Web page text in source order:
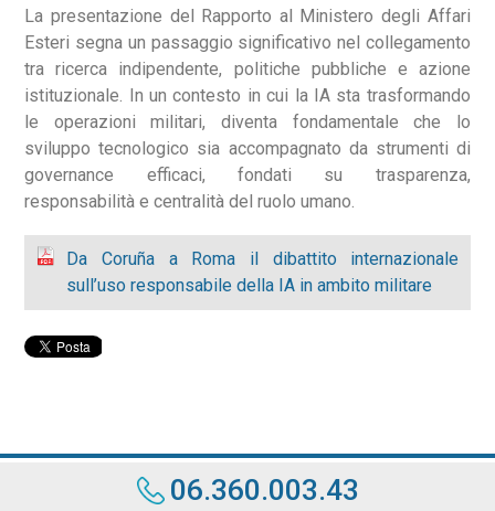
La presentazione del Rapporto al Ministero degli Affari
Esteri segna un passaggio significativo nel collegamento
tra ricerca indipendente, politiche pubbliche e azione
istituzionale. In un contesto in cui la IA sta trasformando
le operazioni militari, diventa fondamentale che lo
sviluppo tecnologico sia accompagnato da strumenti di
governance efficaci, fondati su trasparenza,
responsabilità e centralità del ruolo umano.
Da Coruña a Roma il dibattito internazionale
sull’uso responsabile della IA in ambito militare
06.360.003.43